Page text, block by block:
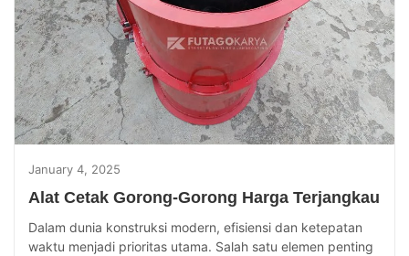
January 4, 2025
Alat Cetak Gorong-Gorong Harga Terjangkau
Dalam dunia konstruksi modern, efisiensi dan ketepatan
waktu menjadi prioritas utama. Salah satu elemen penting